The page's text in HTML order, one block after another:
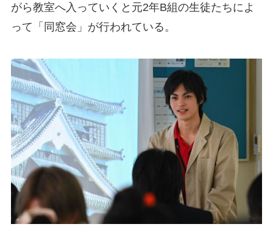
がら教室へ入っていくと元2年B組の生徒たちによ
って「同窓会」が行われている。